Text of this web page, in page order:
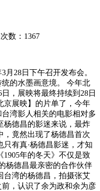
数：1367
月28日下午召开发布会。
的水墨画意境。 今年北
，展映将最终持续到28日
京展映】的片单了，今年
台湾影人相关的电影相对多
杨德昌的影迷来说，最炸
，竟然出现了杨德昌首次
有真·杨德昌影迷，才知
年的冬天》不仅是致
杨德昌最亲密的合作伙伴
台湾的杨德昌，拍摄张艾
，认识了余为政和余为彦